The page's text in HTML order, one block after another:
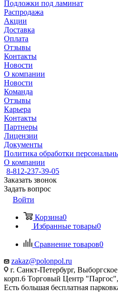
Подложки под ламинат
Распродажа
Акции
Доставка
Оплата
Отзывы
Контакты
Новости
О компании
Новости
Команда
Отзывы
Карьера
Контакты
Партнеры
Лицензии
Документы
Политика обработки
О компании
8-812-237-39-05
Заказать звонок
Задать вопрос
Войти
Корзина0
Избранные товары0
Сравнение товаров0
zakaz@polonpol.ru
г. Санкт-Петербург,
корп.6 Торговый Центр
Есть большая бесплатная